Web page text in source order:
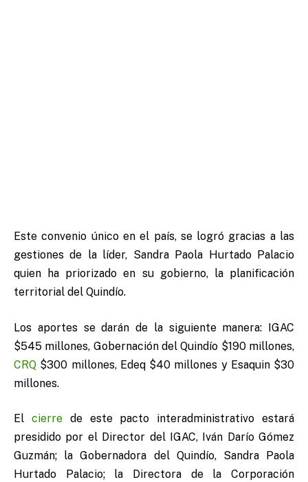
Este convenio único en el país, se logró gracias a las
gestiones de la líder, Sandra Paola Hurtado Palacio
quien ha priorizado en su gobierno, la planificación
territorial del Quindío.
Los aportes se darán de la siguiente manera: IGAC
$545 millones, Gobernación del Quindío $190 millones,
CRQ $300 millones, Edeq $40 millones y Esaquin $30
millones.
El cierrede este pacto interadministrativo estará
presidido por el Director del IGAC, Iván Darío Gómez
Guzmán; la Gobernadora del Quindío, Sandra Paola
Hurtado Palacio; la Directora de la Corporación